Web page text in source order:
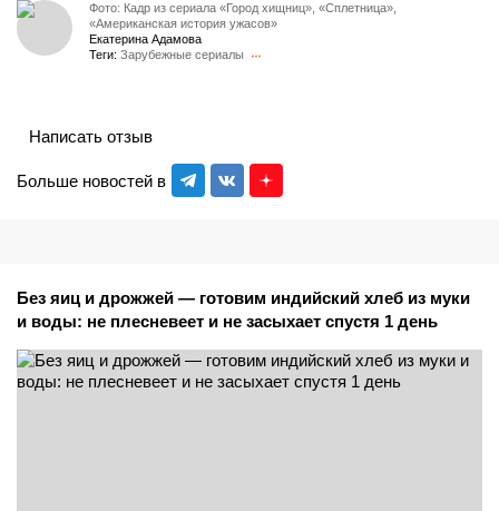
Фото: Кадр из сериала «Город хищниц», «Сплетница»,
«Американская история ужасов»
Екатерина Адамова
Теги: Зарубежные сериалы
Больше новостей в
Написать отзыв
Без яиц и дрожжей — готовим индийский хлеб из муки
и воды: не плесневеет и не засыхает спустя 1 день